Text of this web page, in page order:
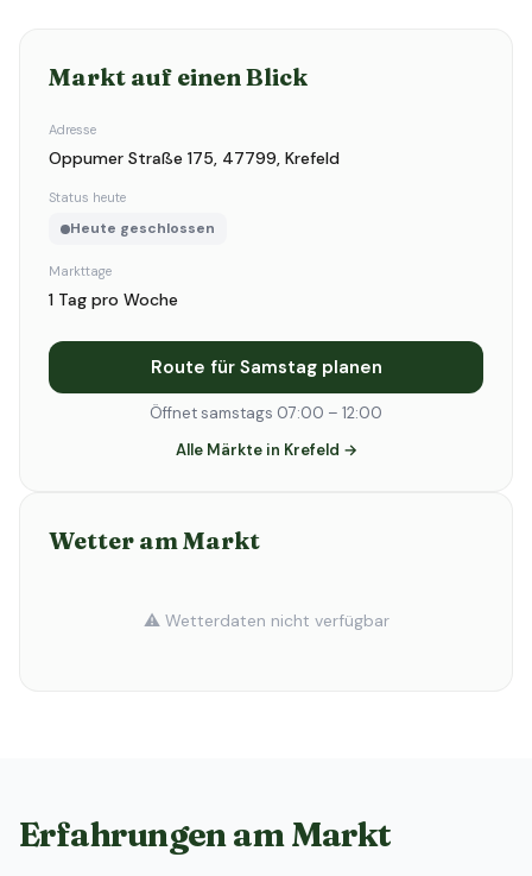
Markt auf einen Blick
Adresse
Oppumer Straße 175, 47799, Krefeld
Status heute
Heute geschlossen
Markttage
1 Tag pro Woche
Route für Samstag planen
Öffnet samstags 07:00 – 12:00
Alle Märkte in Krefeld →
Wetter am Markt
⚠️ Wetterdaten nicht verfügbar
Erfahrungen am Markt